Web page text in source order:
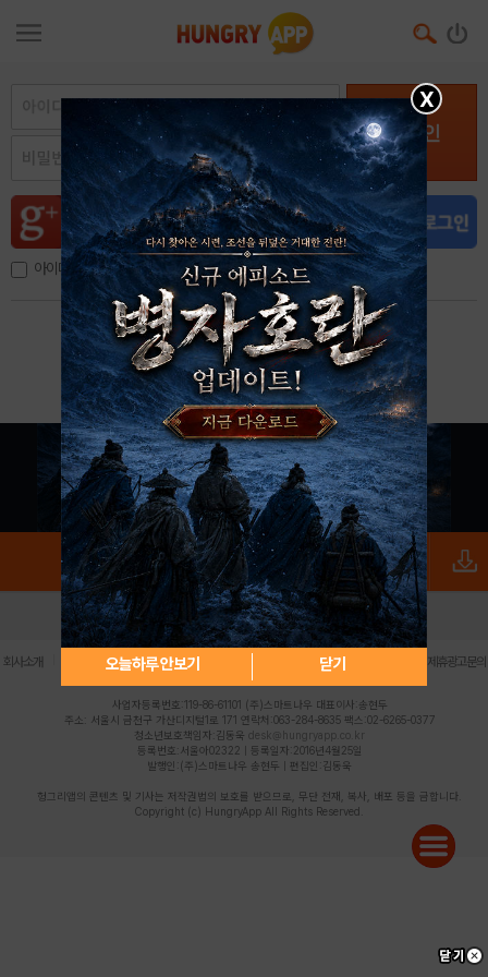
로그인
아이디, 이메일 저장
아이디 / 비밀번호 찾기 회원가입
X
오늘하루 안보기 닫기
로그인 PC버전 전체앱
회사소개 | 개인정보 처리방침 불법촬영물 신고센터 제휴광고문의
사업자등록번호:119-86-61101 (주)스마트나우 대표이사:송현두
주소: 서울시 금천구 가산디지털1로 171 연락처:063-284-8635 팩스:02-6265-0377
청소년보호책임자:김동욱 desk@hungryapp.co.kr
등록번호:서울아02322 | 등록일자:2016년4월25일
발행인:(주)스마트나우 송현두 | 편집인:김동욱
헝그리앱의 콘텐츠 및 기사는 저작권법의 보호를 받으므로, 무단 전재, 복사, 배포 등을 금합니다.
Copyright (c) HungryApp All Rights Reserved.